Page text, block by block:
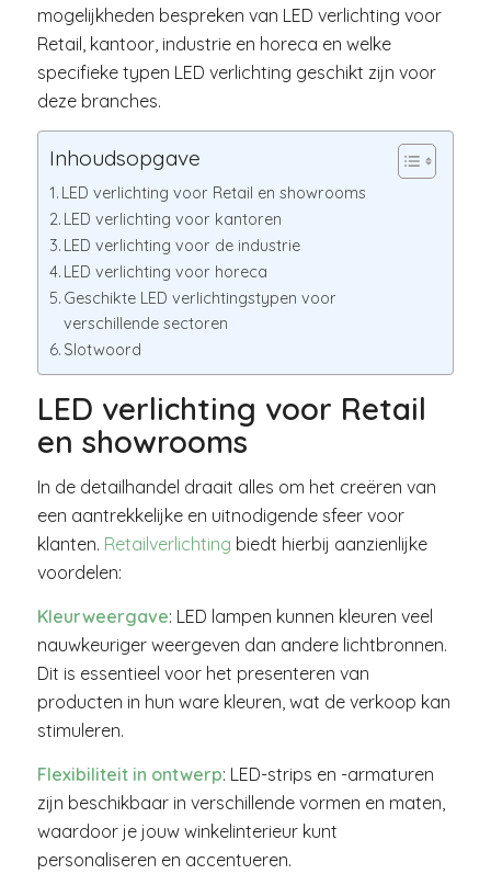
mogelijkheden bespreken van LED verlichting voor
Retail, kantoor, industrie en horeca en welke
specifieke typen LED verlichting geschikt zijn voor
deze branches.
Inhoudsopgave
LED verlichting voor Retail en showrooms
LED verlichting voor kantoren
LED verlichting voor de industrie
LED verlichting voor horeca
Geschikte LED verlichtingstypen voor
verschillende sectoren
Slotwoord
LED verlichting voor Retail
en showrooms
In de detailhandel draait alles om het creëren van
een aantrekkelijke en uitnodigende sfeer voor
klanten. Retailverlichting biedt hierbij aanzienlijke
voordelen:
Kleurweergave: LED lampen kunnen kleuren veel
nauwkeuriger weergeven dan andere lichtbronnen.
Dit is essentieel voor het presenteren van
producten in hun ware kleuren, wat de verkoop kan
stimuleren.
Flexibiliteit in ontwerp: LED-strips en -armaturen
zijn beschikbaar in verschillende vormen en maten,
waardoor je jouw winkelinterieur kunt
personaliseren en accentueren.